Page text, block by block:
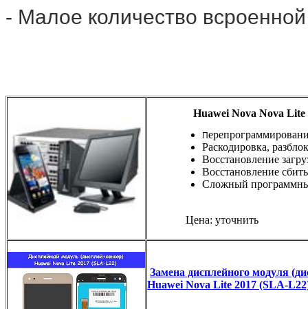
- Малое количество
Huawei Nova Nova Lite
П
Раскодировка,
Восстановление
Восстановление
Сложный
Цена: уточнить
Замена дисплейного модуля
Huawei Nova Lite 2017 (SLA-